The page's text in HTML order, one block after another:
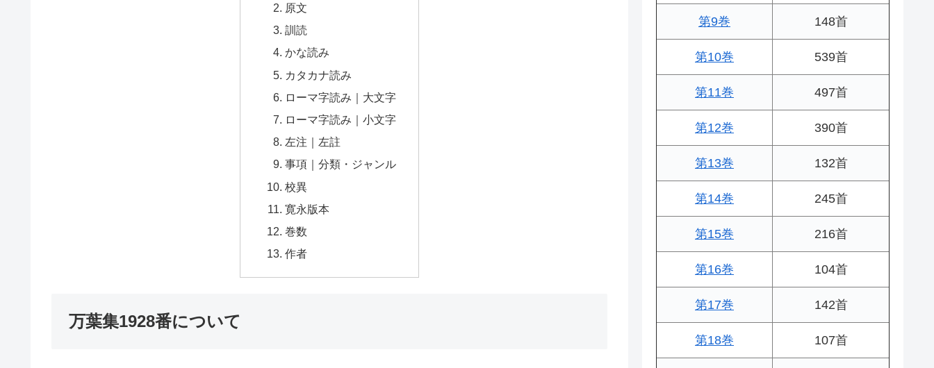
原文
訓読
かな読み
カタカナ読み
ローマ字読み｜大文字
ローマ字読み｜小文字
左注｜左註
事項｜分類・ジャンル
校異
寛永版本
巻数
作者
万葉集1928番について
第9巻 148首
第10巻 539首
第11巻 497首
第12巻 390首
第13巻 132首
第14巻 245首
第15巻 216首
第16巻 104首
第17巻 142首
第18巻 107首